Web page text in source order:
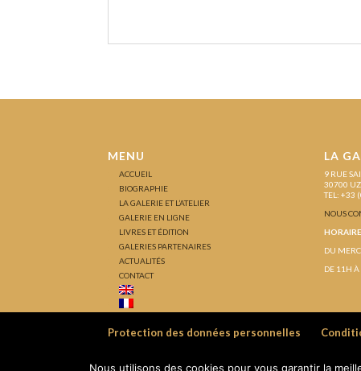
MENU
ACCUEIL
BIOGRAPHIE
LA GALERIE ET L’ATELIER
GALERIE EN LIGNE
LIVRES ET ÉDITION
GALERIES PARTENAIRES
ACTUALITÉS
CONTACT
LA
9 RUE
30700
TEL: +33
NOUS
DU
DE 11H
Protection des données personnelles
Nous utilisons des cookies pour vous garantir la